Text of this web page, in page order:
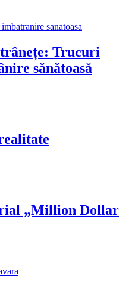
Trucuri
sănătoasă
„Million Dollar